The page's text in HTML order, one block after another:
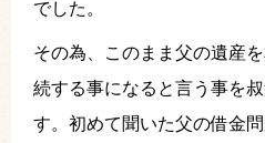
でした。
その為、このまま父の遺産
続する事になると言う事を
す。初めて聞いた父の借金